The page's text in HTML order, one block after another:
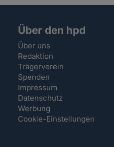
Über den hpd
Über uns
Redaktion
Trägerverein
Spenden
Impressum
Datenschutz
Werbung
Cookie-Einstellungen